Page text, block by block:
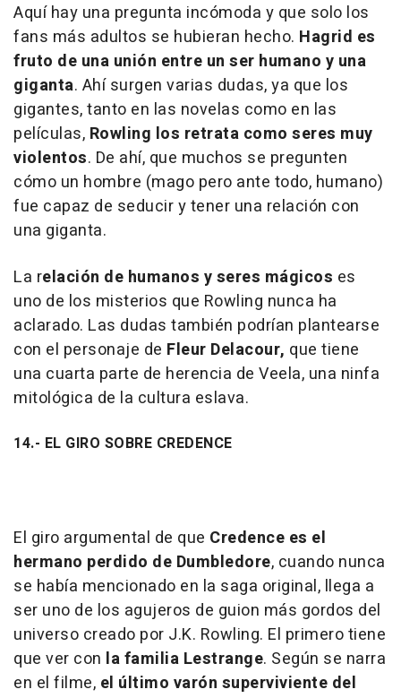
Aquí hay una pregunta incómoda y que solo los
fans más adultos se hubieran hecho. Hagrid es
fruto de una unión entre un ser humano y una
giganta. Ahí surgen varias dudas, ya que los
gigantes, tanto en las novelas como en las
películas, Rowling los retrata como seres muy
violentos. De ahí, que muchos se pregunten
cómo un hombre (mago pero ante todo, humano)
fue capaz de seducir y tener una relación con
una giganta.
La relación de humanos y seres mágicos es
uno de los misterios que Rowling nunca ha
aclarado. Las dudas también podrían plantearse
con el personaje de Fleur Delacour, que tiene
una cuarta parte de herencia de Veela, una ninfa
mitológica de la cultura eslava.
14.- EL GIRO SOBRE CREDENCE
El giro argumental de que Credence es el
hermano perdido de Dumbledore, cuando nunca
se había mencionado en la saga original, llega a
ser uno de los agujeros de guion más gordos del
universo creado por J.K. Rowling. El primero tiene
que ver con la familia Lestrange. Según se narra
en el filme, el último varón superviviente del